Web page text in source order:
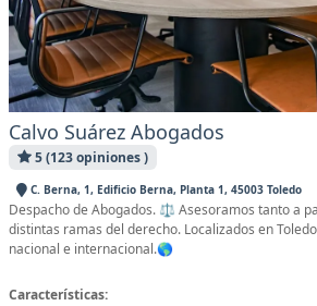
Calvo Suárez Abogados
5 (123 opiniones )
C. Berna, 1, Edificio Berna, Planta 1, 45003 Toledo
Despacho de Abogados. ⚖️ Asesoramos tanto a
distintas ramas del derecho. Localizados en
nacional e internacional.🌎
Características: